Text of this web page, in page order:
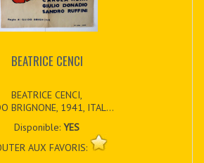
BEATRICE CENCI
BEATRICE CENCI,
BRIGNONE, 1941, ITAL...
Disponible:YES
AUX FAVORIS: